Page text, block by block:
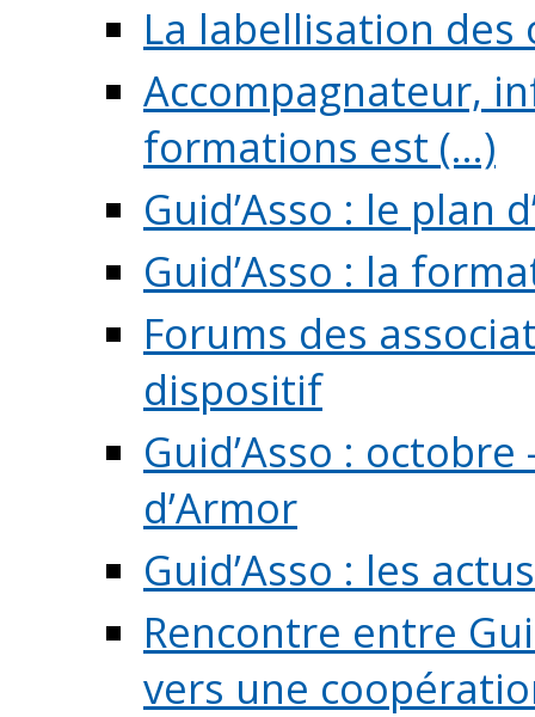
La labellisation
Accompagnateur,
formations est (...)
Guid’Asso : le plan
Guid’Asso : la
Forums des
dispositif
Guid’Asso :
d’Armor
Guid’Asso : les
Rencontre entre
vers une